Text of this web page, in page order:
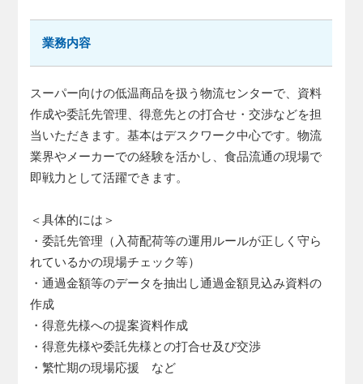
業務内容
スーパー向けの低温商品を扱う物流センターで、資料
作成や委託先管理、得意先との打合せ・交渉などを担
当いただきます。基本はデスクワーク中心です。物流
業界やメーカーでの経験を活かし、食品流通の現場で
即戦力として活躍できます。
＜具体的には＞
・委託先管理（入荷配荷等の運用ルールが正しく守ら
れているかの現場チェック等）
・通過金額等のデータを抽出し通過金額見込み資料の
作成
・得意先様への提案資料作成
・得意先様や委託先様との打合せ及び交渉
・繁忙期の現場応援 など